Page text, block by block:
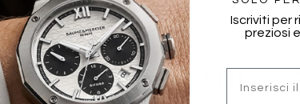
WHAT THEY
Iscriviti per
preziosi
nome